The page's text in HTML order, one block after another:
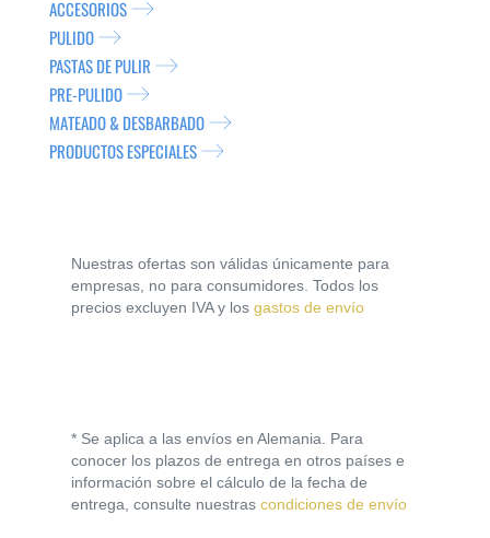
ACCESORIOS
PULIDO
PASTAS DE PULIR
PRE-PULIDO
MATEADO & DESBARBADO
PRODUCTOS ESPECIALES
Nuestras ofertas son válidas únicamente para
empresas, no para consumidores. Todos los
precios excluyen IVA y los gastos de envío
* Se aplica a las envíos en Alemania. Para
conocer los plazos de entrega en otros países e
información sobre el cálculo de la fecha de
entrega, consulte nuestras condiciones de envío